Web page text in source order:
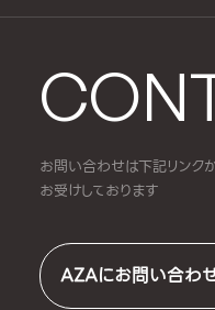
お問い合わせは下記リンク
お受けしております
AZAにお問い合わ